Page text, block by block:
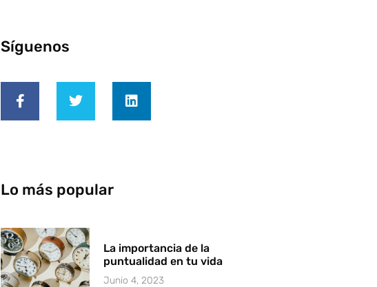
Síguenos
Lo más popular
La importancia de la
puntualidad en tu vida
Junio 4, 2023